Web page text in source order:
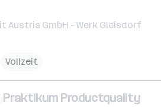
Austria GmbH - Werk Gleisdorf
Vollzeit
Praktikum Productquality